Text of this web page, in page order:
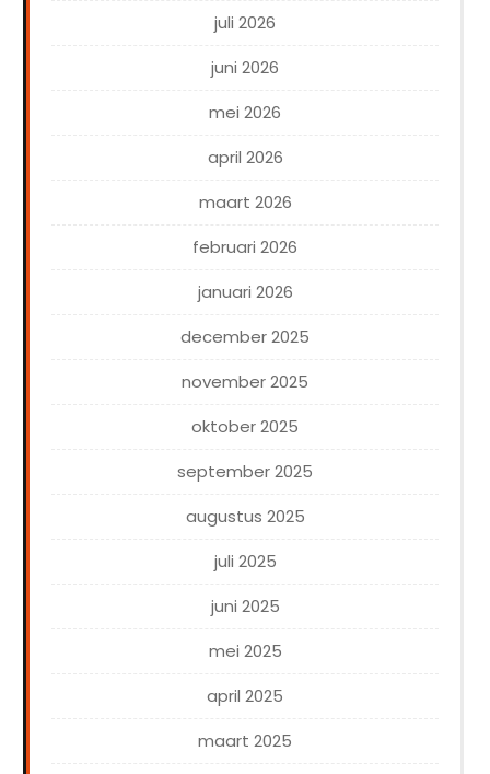
juli 2026
juni 2026
mei 2026
april 2026
maart 2026
februari 2026
januari 2026
december 2025
november 2025
oktober 2025
september 2025
augustus 2025
juli 2025
juni 2025
mei 2025
april 2025
maart 2025